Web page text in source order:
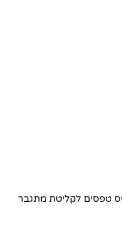
טפסים לקליטת מתגבר